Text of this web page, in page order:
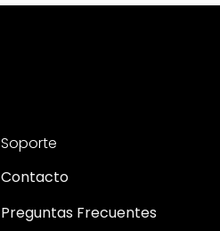
Soporte
Contacto
Preguntas Frecuentes